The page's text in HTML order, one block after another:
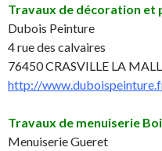
Travaux de décoration
Dubois Peinture
4 rue des calvaires
76450 CRASVILLE LA
http://
Travaux de menuiserie
Menuiserie Gueret